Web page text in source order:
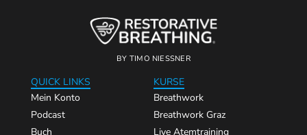
BY TIMO NIESSNER
KURSE
Breathwork
Breathwork Graz
Live Atemtraining
QUICK LINKS
Mein Konto
Podcast
Buch